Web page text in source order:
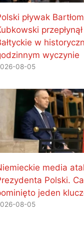
pływak
w
wyczynie
08-05
media
Polski.
jeden
08-05